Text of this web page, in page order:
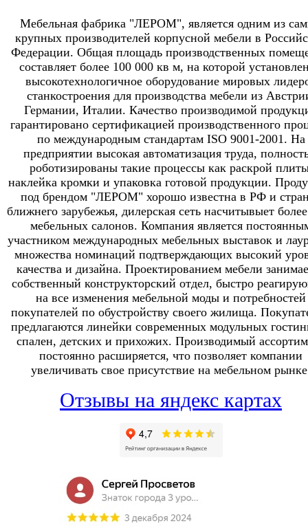
Мебельная фабрика "ЛЕРОМ", является одним из
крупных производителей корпусной мебели в
Федерации. Общая площадь производственных
составляет более 100 000 кв м, на которой
высокотехнологичное оборудование мировых
станкостроения для производства мебели из
Германии, Италии. Качество производимой
гарантировано сертификацией производственного
по международным стандартам ISO 9001-2001. На
предприятии высокая автоматизация труда,
роботизированы такие процессы как раскрой
наклейка кромки и упаковка готовой продукции.
под брендом "ЛЕРОМ" хорошо известна в РФ и
ближнего зарубежья, дилерская сеть насчитывыет
мебельных салонов. Компания является
участником международных мебельных выставок и
множества номинаций подтверждающих высокий
качества и дизайна. Проектированием мебели
собственный конструкторский отдел, быстро
на все изменения мебельной моды и потребностей
покупателей по обустройству своего жилища.
предлагаются линейки современных модульных
спален, детских и прихожих. Производимый
постоянно расширяется, что позволяет компании
увеличивать свое присутствие на мебельном
Отзывы на яндекс картах